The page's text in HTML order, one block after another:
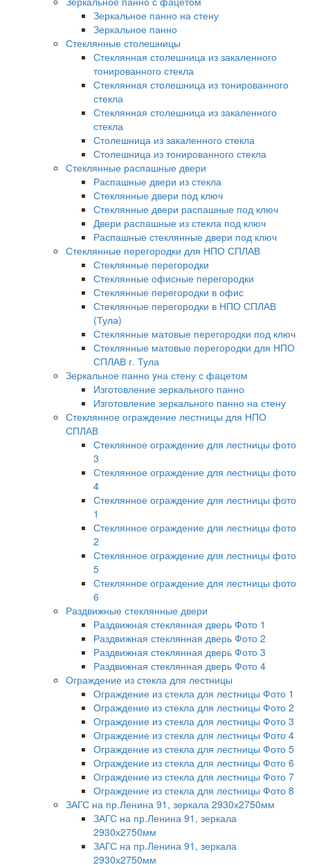
Зеркальное панно на стену
Зеркальное панно
Стеклянные столешницы
Стеклянная столешница из закаленного
тонированного стекла
Стеклянная столешница из тонированного
стекла
Стеклянная столешница из закаленного
стекла
Столешница из закаленного стекла
Столешница из тонированного стекла
Стеклянные распашные двери
Распашные двери из стекла
Стеклянные двери под ключ
Стеклянные двери распашные под ключ
Двери распашные из стекла под ключ
Распашные стеклянные двери под ключ
Стеклянные перегородки для НПО СПЛАВ
Стеклянные перегородки
Стеклянные офисные перегородки
Стеклянные перегородки в офис
Стеклянные перегородки в НПО СПЛАВ
(Тула)
Стеклянные матовые перегородки под ключ
Стеклянные матовые перегородки для НПО
СПЛАВ г. Тула
Зеркальное панно yна стену с фацетом
Изготовление зеркального панно
Изготовление зеркального панно на стену
Стеклянное ограждение лестницы для НПО
СПЛАВ
Стеклянное ограждение для лестницы фото
3
Стеклянное ограждение для лестницы фото
4
Стеклянное ограждение для лестницы фото
1
Стеклянное ограждение для лестницы фото
2
Стеклянное ограждение для лестницы фото
5
Стеклянное ограждение для лестницы фото
6
Раздвижные стеклянные двери
Раздвижная стеклянная дверь Фото 1
Раздвижная стеклянная дверь Фото 2
Раздвижная стеклянная дверь Фото 3
Раздвижная стеклянная дверь Фото 4
Ограждение из стекла для лестницы
Ограждение из стекла для лестницы Фото 1
Ограждение из стекла для лестницы Фото 2
Ограждение из стекла для лестницы Фото 3
Ограждение из стекла для лестницы Фото 4
Ограждение из стекла для лестницы Фото 5
Ограждение из стекла для лестницы Фото 6
Ограждение из стекла для лестницы Фото 7
Ограждение из стекла для лестницы Фото 8
ЗАГС на пр.Ленина 91, зеркала 2930х2750мм
ЗАГС на пр.Ленина 91, зеркала
2930х2750мм
ЗАГС на пр.Ленина 91, зеркала
2930х2750мм